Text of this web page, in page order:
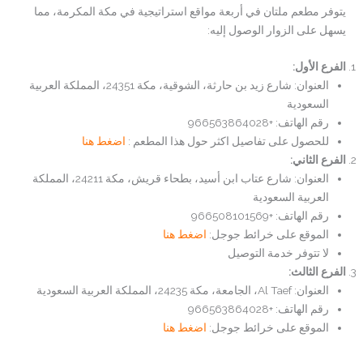
يتوفر مطعم ملتان في أربعة مواقع استراتيجية في مكة المكرمة، مما
يسهل على الزوار الوصول إليه:
الفرع الأول:
العنوان: شارع زيد بن حارثة، الشوقية، مكة 24351، المملكة العربية
السعودية
رقم الهاتف: +966563864028
للحصول على تفاصيل اكثر حول هذا المطعم : اضغط هنا
الفرع الثاني:
العنوان: شارع عتاب ابن أسيد، بطحاء قريش، مكة 24211، المملكة
العربية السعودية
رقم الهاتف: +966508101569
الموقع على خرائط جوجل: اضغط هنا
لا تتوفر خدمة التوصيل
الفرع الثالث:
العنوان: Al Taef، الجامعة، مكة 24235، المملكة العربية السعودية
رقم الهاتف: +966563864028
الموقع على خرائط جوجل: اضغط هنا